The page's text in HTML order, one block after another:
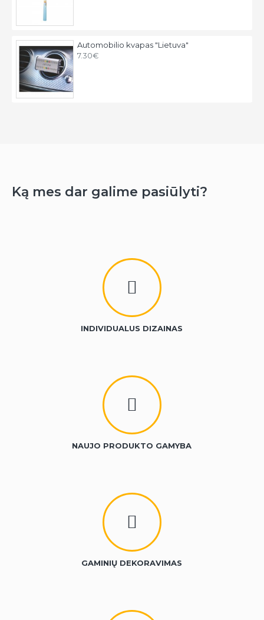
Automobilio kvapas "Lietuva"
7.30€
Ką mes dar galime pasiūlyti?
INDIVIDUALUS DIZAINAS
NAUJO PRODUKTO GAMYBA
GAMINIŲ DEKORAVIMAS